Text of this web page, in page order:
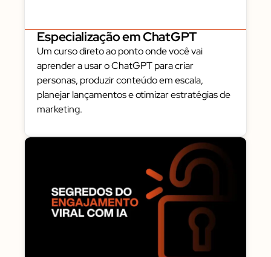
Especialização em ChatGPT
Um curso direto ao ponto onde você vai
aprender a usar o ChatGPT para criar
personas, produzir conteúdo em escala,
planejar lançamentos e otimizar estratégias de
marketing.